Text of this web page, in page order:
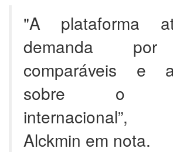
"A plataforma
demanda
comparáveis e
sobre o
internacional”,
Alckmin em nota.